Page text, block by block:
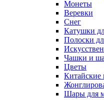
Монеты
Веревки
Снег
Катушки
Полоски
Чашки и
Цветы
Китайские
Шары для